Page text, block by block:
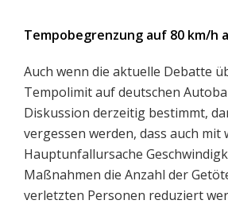
Tempobegrenzung auf 80 km/h
Auch wenn die aktuelle Debatte
Tempolimit auf deutschen
Diskussion derzeitig bestimmt,
vergessen werden, dass auch mit
Hauptunfallursache
Maßnahmen die Anzahl der
verletzten Personen reduziert